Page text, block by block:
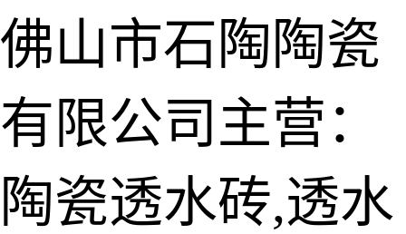
佛山市石陶陶瓷
有限公司主营：
陶瓷透水砖,透水
陶瓷透水砖
生态仿石砖
仿石透水砖